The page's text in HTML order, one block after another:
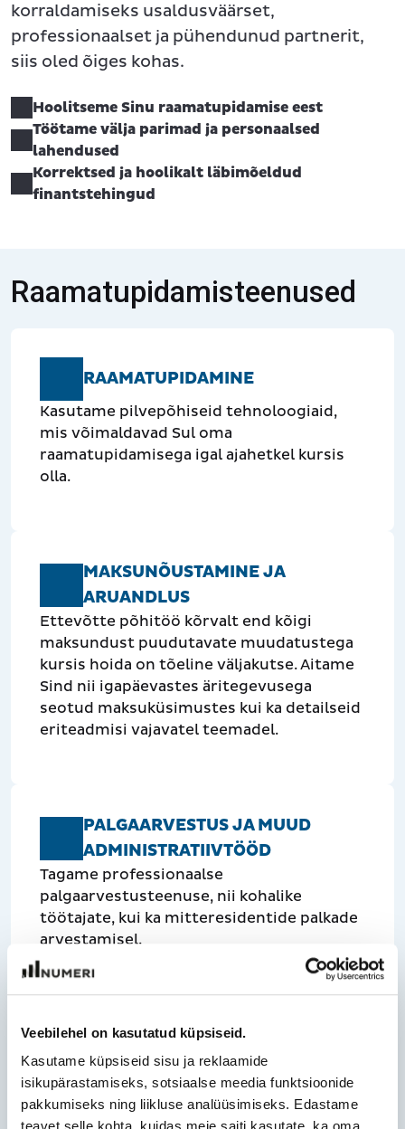
Veebilehel on kasutatud küpsiseid.
Kasutame küpsiseid sisu ja reklaamide
isikupärastamiseks, sotsiaalse meedia funktsioonide
pakkumiseks ning liikluse analüüsimiseks. Edastame
korraldamiseks usaldusväärset,
professionaalset ja pühendunud partnerit,
siis oled õiges kohas.
Hoolitseme Sinu raamatupidamise eest
Töötame välja parimad ja personaalsed
lahendused
Korrektsed ja hoolikalt läbimõeldud
finantstehingud
Raamatupidamisteenused
RAAMATUPIDAMINE
Kasutame pilvepõhiseid tehnoloogiaid,
mis võimaldavad Sul oma
raamatupidamisega igal ajahetkel kursis
olla.
MAKSUNÕUSTAMINE JA
ARUANDLUS
Ettevõtte põhitöö kõrvalt end kõigi
maksundust puudutavate muudatustega
kursis hoida on tõeline väljakutse. Aitame
Sind nii igapäevastes äritegevusega
seotud maksuküsimustes kui ka detailseid
eriteadmisi vajavatel teemadel.
PALGAARVESTUS JA MUUD
ADMINISTRATIIVTÖÖD
Tagame professionaalse
palgaarvestusteenuse, nii kohalike
töötajate, kui ka mitteresidentide palkade
arvestamisel.
MAJANDUSAASTA ARUANDED
Koostame ja esitame aastaaruanded
kooskõlas kõigi riiklike nõuetega.